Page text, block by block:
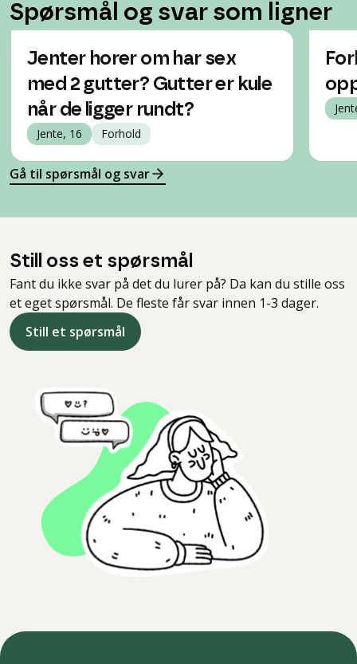
Spørsmål og svar som ligner
Jenter horer om har sex
med 2 gutter? Gutter er kule
når de ligger rundt?
Jente, 16 Forhold
Gå til spørsmål og svar
Still oss et spørsmål
Fant du ikke svar på det du lurer på? Da kan du stille oss
et eget spørsmål. De fleste får svar innen 1-3 dager.
Still et spørsmål